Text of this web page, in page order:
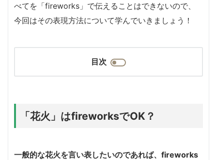
べてを「fireworks」で伝えることはできないので、
今回はその表現方法について学んでいきましょう！
目次
「花火」はfireworksでOK？
一般的な花火を言い表したいのであれば、fireworks